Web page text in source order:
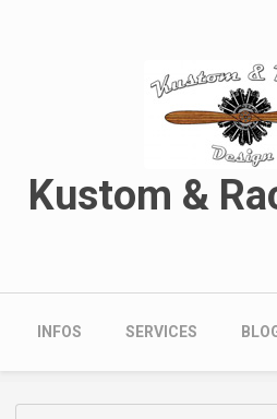
Kustom &
Navigation
INFOS SERVICES